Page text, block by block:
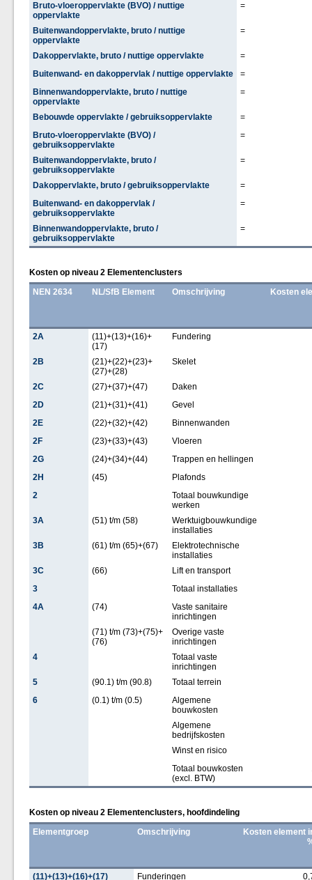
Bruto-vloeroppervlakte (BVO) / nuttige
oppervlakte
=
Buitenwandoppervlakte, bruto / nuttige
oppervlakte
=
Dakoppervlakte, bruto / nuttige oppervlakte
=
Buitenwand- en dakoppervlak / nuttige oppervlakte
=
Binnenwandoppervlakte, bruto / nuttige
oppervlakte
=
Bebouwde oppervlakte / gebruiksoppervlakte
=
Bruto-vloeroppervlakte (BVO) /
gebruiksoppervlakte
=
Buitenwandoppervlakte, bruto /
gebruiksoppervlakte
=
Dakoppervlakte, bruto / gebruiksoppervlakte
=
Buitenwand- en dakoppervlak /
gebruiksoppervlakte
=
Binnenwandoppervlakte, bruto /
gebruiksoppervlakte
=
Kosten op niveau 2 Elementenclusters
NEN 2634
NL/SfB Element Omschrijving Kosten
2A
(11)+(13)+(16)+
(17)
Fundering
2B
(21)+(22)+(23)+
(27)+(28)
Skelet
2C (27)+(37)+(47)
Daken
2D
(21)+(31)+(41)
Gevel
2E
(22)+(32)+(42)
Binnenwanden
2F
(23)+(33)+(43)
Vloeren
2G
(24)+(34)+(44)
Trappen en hellingen
2H
(45)
Plafonds
2
Totaal bouwkundige
werken
3A
(51) t/m (58)
Werktuigbouwkundige
installaties
3B
(61) t/m (65)+(67)
Elektrotechnische
installaties
3C
(66)
Lift en transport
3
Totaal installaties
4A
(74)
Vaste sanitaire
inrichtingen
(71) t/m (73)+(75)+
(76)
Overige vaste
inrichtingen
4
Totaal vaste
inrichtingen
5
(90.1) t/m (90.8)
Totaal terrein
6
(0.1) t/m (0.5)
Algemene
bouwkosten
Algemene
bedrijfskosten
Winst en risico
Totaal bouwkosten
(excl. BTW)
Kosten op niveau 2 Elementenclusters, hoofdindeling
Elementgroep
Omschrijving
Kosten element
(11)+(13)+(16)+(17) Funderingen